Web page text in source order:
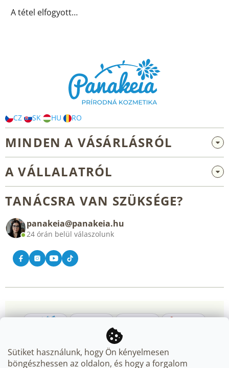
Sütiket használunk, hogy Ön kényelmesen
böngészhessen az oldalon, és hogy a forgalom
A tétel elfogyott…
CZ SK HU RO
MINDEN A VÁSÁRLÁSRÓL
Nagykereskedelem és együttműködés
Általános üzleti feltételek
A VÁLLALATRÓL
Kapcsolat
TANÁCSRA VAN SZÜKSÉGE?
panakeia@panakeia.hu
24 órán belül válaszolunk